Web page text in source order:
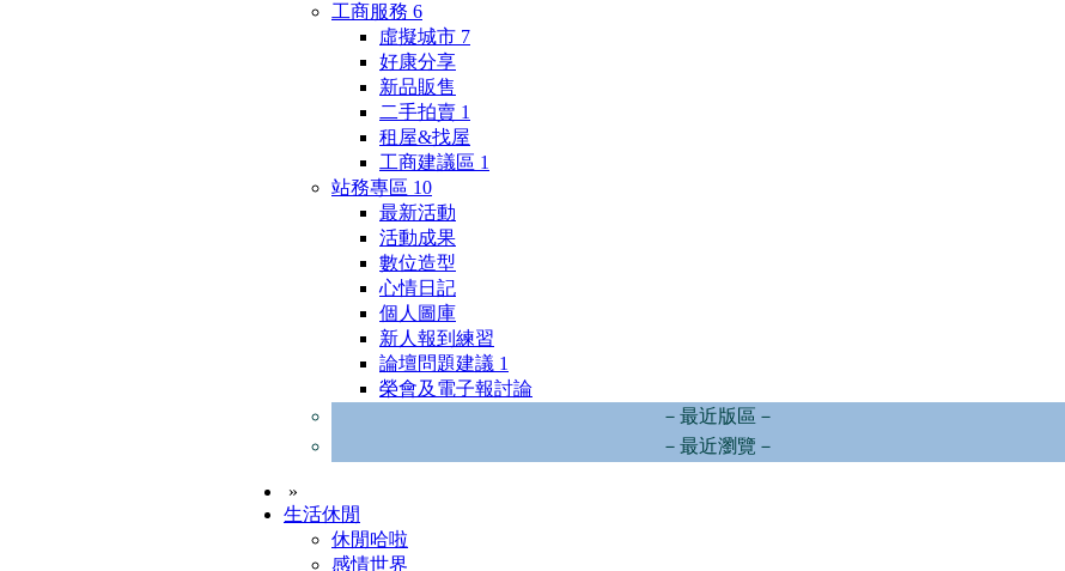
工商服務 6
虛擬城市 7
好康分享
新品販售
二手拍賣 1
租屋&找屋
工商建議區 1
站務專區 10
最新活動
活動成果
數位造型
心情日記
個人圖庫
新人報到練習
論壇問題建議 1
榮會及電子報討論
－最近版區－
－最近瀏覽－
»
生活休閒
休閒哈啦
感情世界